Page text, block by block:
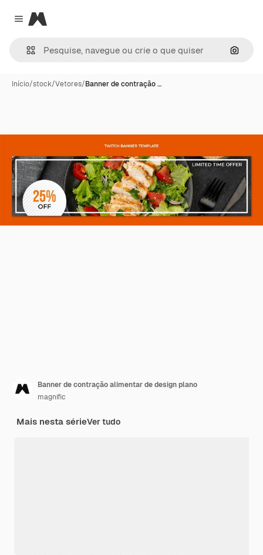
Close menu
Magnific
Início/stock/Vetores/Banner de contração …
Banner de contração alimentar de design plano
magnific
Mais nesta sérieVer tudo